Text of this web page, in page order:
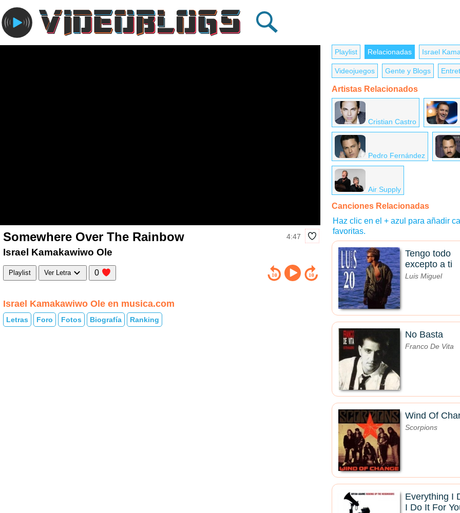
Somewhere Over The Rainbow 4:47
Israel Kamakawiwo Ole
Playlist Ver Letra 0
Israel Kamakawiwo Ole en musica.com
Letras Foro Fotos Biografía Ranking
Playlist Relacionadas Israel
Videojuegos Gente y Blogs
Artistas Relacionados
Cristian Castro
Pedro Fernández
Air Supply
Canciones Relacionadas
Haz clic en el + azul para añadir
favoritas.
Tengo todo
excepto a ti
Luis Miguel
No Basta
Franco De Vita
Wind Of
Scorpions
Everything I
I Do It For